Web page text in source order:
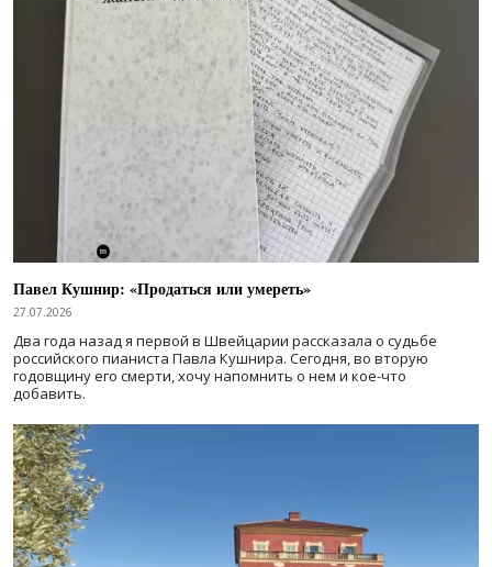
Павел Кушнир: «Продаться или умереть»
27.07.2026
Два года назад я первой в Швейцарии рассказала о судьбе
российского пианиста Павла Кушнира. Сегодня, во вторую
годовщину его смерти, хочу напомнить о нем и кое-что
добавить.